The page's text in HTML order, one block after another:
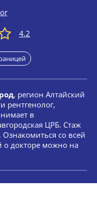
4.2
, регион Алтайский
рентгенолог,
в
ЦРБ. Стаж
Ознакомиться со всей
докторе можно на